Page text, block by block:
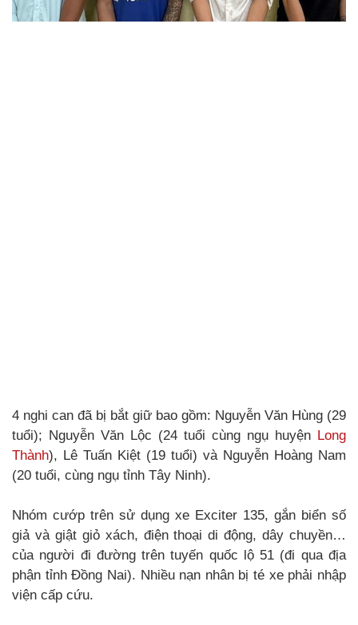
4 nghi can đã bị bắt giữ bao gồm: Nguyễn Văn Hùng (29
tuổi); Nguyễn Văn Lộc (24 tuổi cùng ngụ huyện Long
Thành), Lê Tuấn Kiệt (19 tuổi) và Nguyễn Hoàng Nam
(20 tuổi, cùng ngụ tỉnh Tây Ninh).
Nhóm cướp trên sử dụng xe Exciter 135, gắn biển số
giả và giật giỏ xách, điện thoại di động, dây chuyền…
của người đi đường trên tuyến quốc lộ 51 (đi qua địa
phận tỉnh Đồng Nai). Nhiều nạn nhân bị té xe phải nhập
viện cấp cứu.